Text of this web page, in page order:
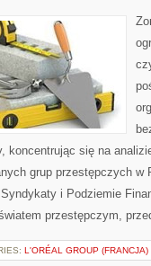
koncentrując się na
grup przestępczych w
i Podziemie
przestępczym,
L'ORÉAL GROUP (FRANCJA)